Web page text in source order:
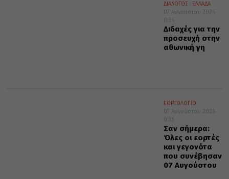
ΔΙΑΛΟΓΟΣ
ΕΛΛΑΔΑ
07 Αυγούστου 2026
0:36
Διδαχές για την
προσευχή στην
αθωνική γη
ΕΟΡΤΟΛΟΓΙΟ
07 Αυγούστου 2026
0:35
Σαν σήμερα:
Όλες οι εορτές
και γεγονότα
που συνέβησαν
07 Αυγούστου